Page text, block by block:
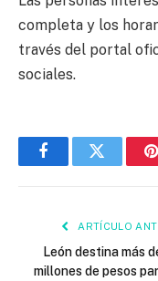
completa y los
través del portal
sociales.
FacebookTwitter
ARTÍCULO
León destina más
millones de pesos